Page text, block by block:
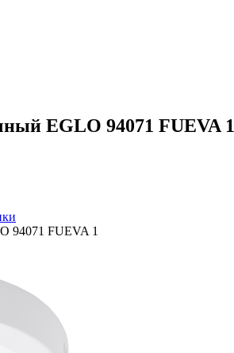
EGLO 94071 FUEVA 1
94071 FUEVA 1